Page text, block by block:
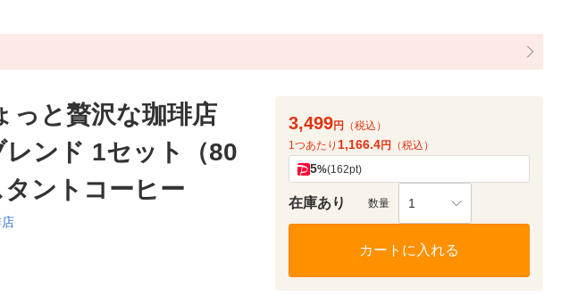
っと贅沢な珈琲店
ンド 1セット（80
ントコーヒー
3,499円
（税込）
1つあたり 1,166.4円 （税込）
5%(162pt)
在庫あり 数量 1
カートに入れる